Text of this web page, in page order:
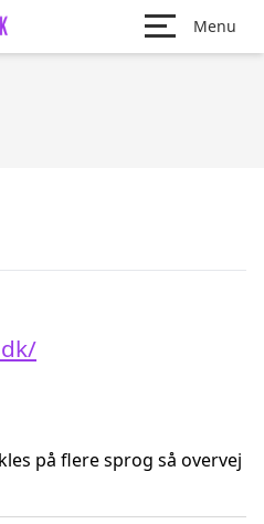
Menu
på flere sprog så overvej